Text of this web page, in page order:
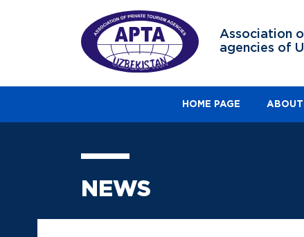
Association
agencies of
HOME PAGE ABOUT
NEWS